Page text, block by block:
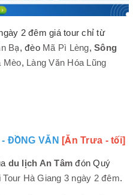
2 đêm giá tour chỉ từ
Bạ, đèo Mã Pì Lèng, Sông
Mèo, Làng Văn Hóa Lũng
ĐỒNG VĂN [Ăn Trưa - tối]
du lịch An Tâm đón Quý
Tour Hà Giang 3 ngày 2 đêm.